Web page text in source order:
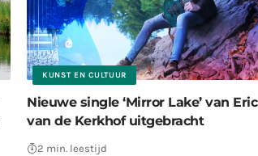
KUNST EN CULTUUR
Nieuwe single ‘Mirror Lake’ van Eric
van de Kerkhof uitgebracht
2 min. leestijd